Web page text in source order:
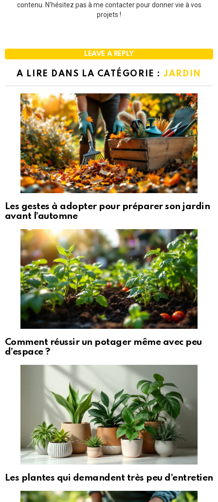
contenu. N'hésitez pas à me contacter pour donner vie à vos
projets !
LEAVE A REPLY
A LIRE DANS LA CATÉGORIE :JARDIN
Les gestes à adopter pour préparer son jardin
avant l’automne
Comment réussir un potager même avec peu
d’espace ?
Les plantes qui demandent très peu d’entretien